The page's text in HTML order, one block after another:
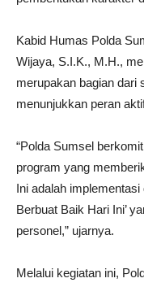
Kabid Humas Polda
Wijaya, S.I.K., M.H.,
merupakan bagian dari
menunjukkan peran
“Polda Sumsel
program yang
Ini adalah implementasi
Berbuat Baik Hari Ini’
personel,” ujarnya.
Melalui kegiatan ini,